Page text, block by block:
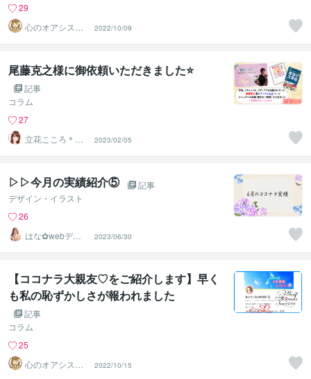
29
心のオアシスま
どかの部屋
2022/10/09
尾藤克之様に御依頼いただきました⭐️
記事
コラム
27
立花こころ＊心
やすらぐ時間
2023/02/05
▷▷今月の実績紹介⑤
記事
デザイン・イラスト
26
はな✿webデザ
イン屋さん
2023/06/30
【ココナラ大親友♡をご紹介します】早く
も私の恥ずかしさが報われました
記事
コラム
25
心のオアシスま
どかの部屋
2022/10/15